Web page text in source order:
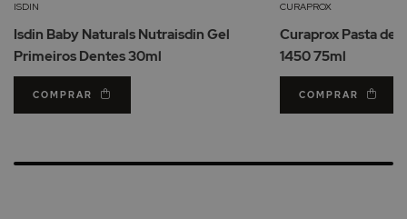
Lista
Desejos
ISDIN
Isdin Baby Naturals Nutraisdin Gel
Primeiros Dentes 30ml
COMPRAR
CURAPROX
Curaprox Pasta de
1450 75ml
COMPRAR